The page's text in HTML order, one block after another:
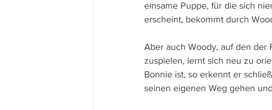
einsame Puppe, für die sich
erscheint, bekommt durch
Aber auch Woody, auf den der
zuspielen, lernt sich neu zu
Bonnie ist, so erkennt er
seinen eigenen Weg gehen